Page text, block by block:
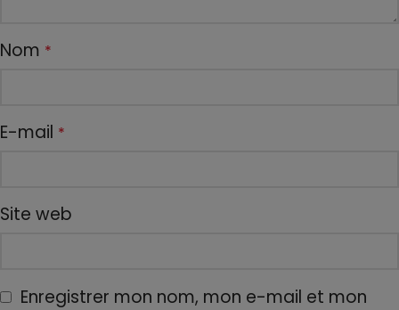
Nom *
E-mail *
Site web
Enregistrer mon nom, mon e-mail et mon